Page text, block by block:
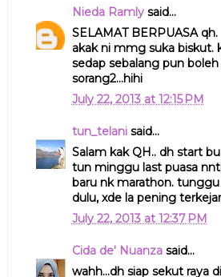
Nieda Ramlysaid...
SELAMAT BERPUASA qh.
akak ni mmg suka biskut.
sedap sebalang pun boleh
sorang2...hihi
July 22, 2013 at 12:15 PM
tun_telanisaid...
Salam kak QH.. dh start
tun minggu last puasa
baru nk marathon.
dulu, xde la pening
July 22, 2013 at 12:37 PM
Cida de' Nuanzasaid...
wahh...dh siap sekut raya